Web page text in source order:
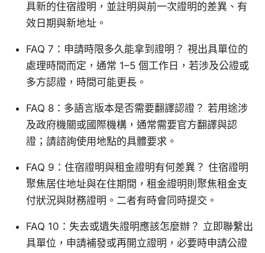
具新的住宿證明，並註明與前一次證明的差異、有
效日期與新地址。
FAQ 7：申請時限多久能拿到證明？ 視出具單位的
處理時間而定，通常 1–5 個工作日，若涉及公證或
多方認證，時間可能更長。
FAQ 8：多語言版本是否需要翻譯認證？ 若用途涉
及政府機關或國際機構，通常需要官方翻譯與認
證；請諮詢使用地點的具體要求。
FAQ 9：住宿證明與租金證明有何差異？ 住宿證明
聚焦居住地址與在住期間，租金證明則聚焦租金支
付狀況與財務證明。二者有時會同時提交。
FAQ 10：失去或遺失證明應該怎麼辦？ 立即聯繫出
具單位，申請補發或再開立證明，必要時申請公證